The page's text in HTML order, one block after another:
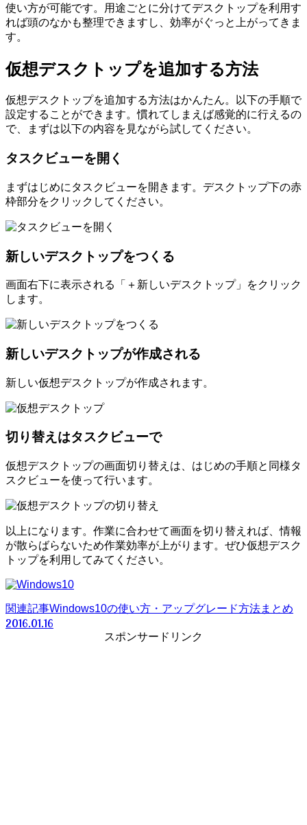
使い方が可能です。用途ごとに分けてデスクトップを利用す
れば頭のなかも整理できますし、効率がぐっと上がってきま
す。
仮想デスクトップを追加する方法
仮想デスクトップを追加する方法はかんたん。以下の手順で
設定することができます。慣れてしまえば感覚的に行えるの
で、まずは以下の内容を見ながら試してください。
タスクビューを開く
まずはじめにタスクビューを開きます。デスクトップ下の赤
枠部分をクリックしてください。
新しいデスクトップをつくる
画面右下に表示される「＋新しいデスクトップ」をクリック
します。
新しいデスクトップが作成される
新しい仮想デスクトップが作成されます。
切り替えはタスクビューで
仮想デスクトップの画面切り替えは、はじめの手順と同様タ
スクビューを使って行います。
以上になります。作業に合わせて画面を切り替えれば、情報
が散らばらないため作業効率が上がります。ぜひ仮想デスク
トップを利用してみてください。
関連記事Windows10の使い方・アップグレード方法まとめ
2016.01.16
スポンサードリンク